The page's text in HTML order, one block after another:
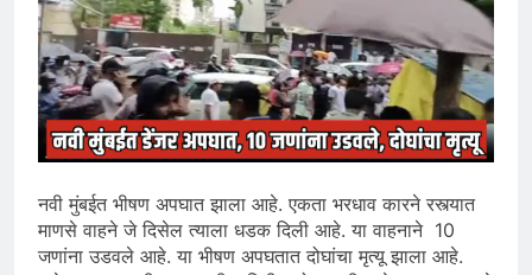
नवी मुंबईत भीषण अपघात झाला आहे. एकता भरधाव कारने रस्त्यात
माणसे वाहने जे दिसेल त्याला धडक दिली आहे. या वाहनाने 10
जणांना उडवले आहे. या भीषण अपघतात दोघांचा मृत्यू झाला आहे.